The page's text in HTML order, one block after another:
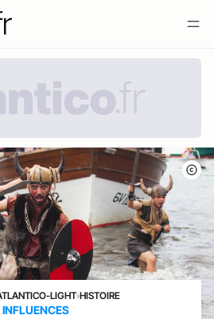
LIGHT›HISTOIRE
INFLUENCES